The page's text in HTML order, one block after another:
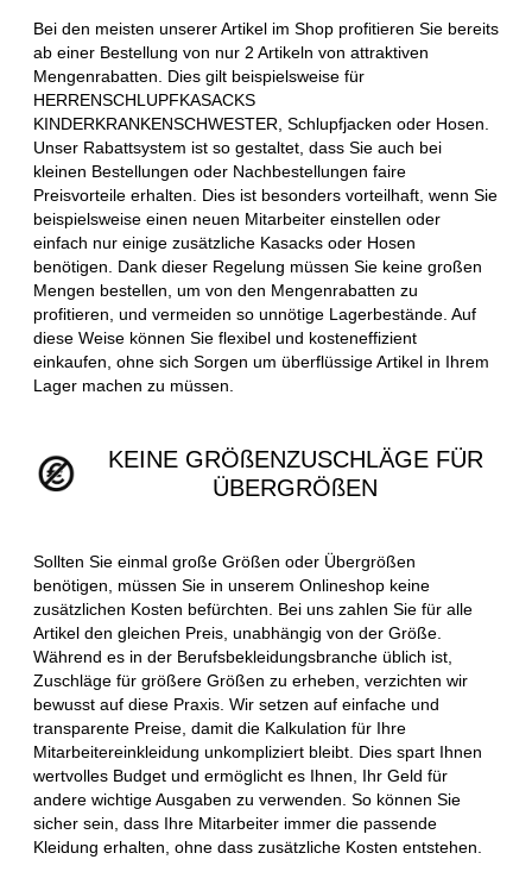
Bei den meisten unserer Artikel im Shop profitieren Sie bereits
ab einer Bestellung von nur 2 Artikeln von attraktiven
Mengenrabatten. Dies gilt beispielsweise für
HERRENSCHLUPFKASACKS
KINDERKRANKENSCHWESTER, Schlupfjacken oder Hosen.
Unser Rabattsystem ist so gestaltet, dass Sie auch bei
kleinen Bestellungen oder Nachbestellungen faire
Preisvorteile erhalten. Dies ist besonders vorteilhaft, wenn Sie
beispielsweise einen neuen Mitarbeiter einstellen oder
einfach nur einige zusätzliche Kasacks oder Hosen
benötigen. Dank dieser Regelung müssen Sie keine großen
Mengen bestellen, um von den Mengenrabatten zu
profitieren, und vermeiden so unnötige Lagerbestände. Auf
diese Weise können Sie flexibel und kosteneffizient
einkaufen, ohne sich Sorgen um überflüssige Artikel in Ihrem
Lager machen zu müssen.
KEINE GRÖßENZUSCHLÄGE FÜR
ÜBERGRÖßEN
Sollten Sie einmal große Größen oder Übergrößen
benötigen, müssen Sie in unserem Onlineshop keine
zusätzlichen Kosten befürchten. Bei uns zahlen Sie für alle
Artikel den gleichen Preis, unabhängig von der Größe.
Während es in der Berufsbekleidungsbranche üblich ist,
Zuschläge für größere Größen zu erheben, verzichten wir
bewusst auf diese Praxis. Wir setzen auf einfache und
transparente Preise, damit die Kalkulation für Ihre
Mitarbeitereinkleidung unkompliziert bleibt. Dies spart Ihnen
wertvolles Budget und ermöglicht es Ihnen, Ihr Geld für
andere wichtige Ausgaben zu verwenden. So können Sie
sicher sein, dass Ihre Mitarbeiter immer die passende
Kleidung erhalten, ohne dass zusätzliche Kosten entstehen.